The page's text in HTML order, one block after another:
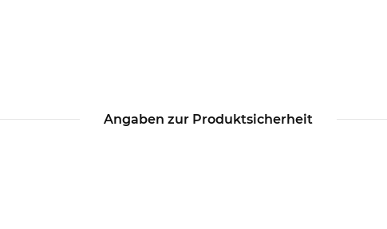
Angaben zur Produktsicherheit